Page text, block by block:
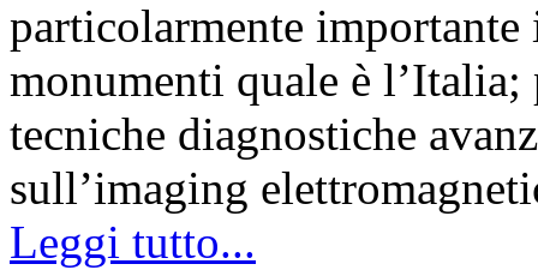
particolarmente
monumenti quale è
tecniche diagnostiche
sull’imaging
Leggi tutto...